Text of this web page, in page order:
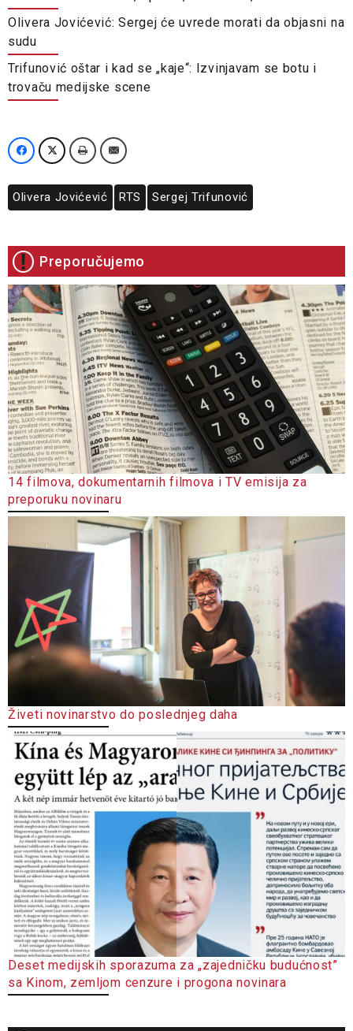
Olivera Jovićević: Sergej će uvrede morati da objasni na
sudu
Trifunović oštar i kad se „kaje“: Izvinjavam se botu i
trovaču medijske scene
Olivera Jovićević RTS Sergej Trifunović
Preporučujemo
14 filmova, dokumentarnih filmova i TV emisija za
preporuku novinaru
Živeti novinarstvo do poslednjeg daha
Deset medijskih sporazuma za „zajedničku budućnost”
sa Kinom, zemljom cenzure i progona novinara